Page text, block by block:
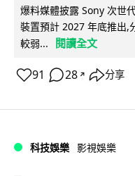
爆料媒體披露 Sony 次世
裝置預計 2027 年底推出,
較弱...
閱讀全文
91 28 ↗ 分享
科技娛樂 影視娛樂